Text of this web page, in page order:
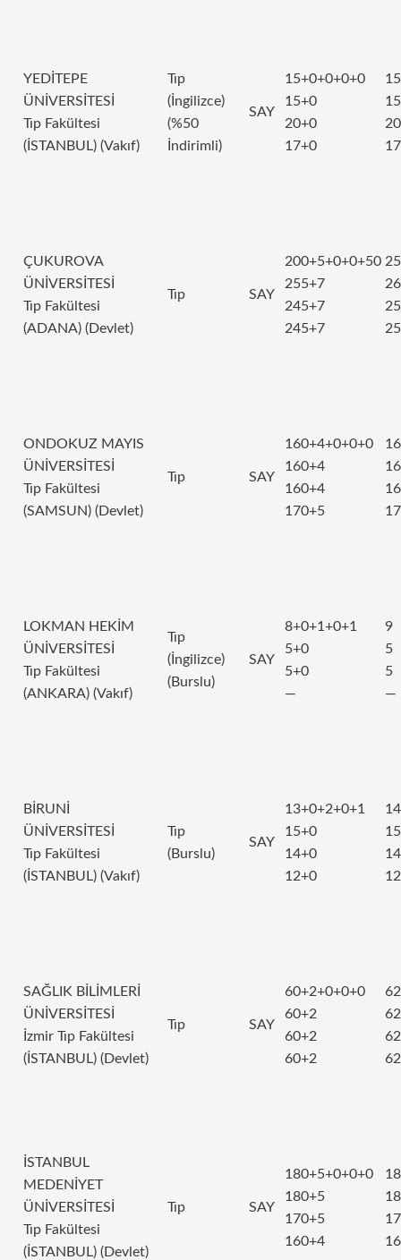
YEDİTEPE
ÜNİVERSİTESİ
Tıp Fakültesi
(İSTANBUL) (Vakıf)
Tıp
(İngilizce)
(%50
İndirimli)
SAY
15+0+0+0+0
15+0
20+0
17+0
15
15
20
17
ÇUKUROVA
ÜNİVERSİTESİ
Tıp Fakültesi
(ADANA) (Devlet)
Tıp SAY
200+5+0+0+50
255+7
245+7
245+7
ONDOKUZ MAYIS
ÜNİVERSİTESİ
Tıp Fakültesi
(SAMSUN) (Devlet)
Tıp SAY
160+4+0+0+0
160+4
160+4
170+5
LOKMAN HEKİM
ÜNİVERSİTESİ
Tıp Fakültesi
(ANKARA) (Vakıf)
Tıp
(İngilizce)
(Burslu)
SAY
8+0+1+0+1
5+0
5+0
—
9
5
5
—
BİRUNİ
ÜNİVERSİTESİ
Tıp Fakültesi
(İSTANBUL) (Vakıf)
Tıp
(Burslu)
SAY
13+0+2+0+1
15+0
14+0
12+0
14
15
14
12
SAĞLIK BİLİMLERİ
ÜNİVERSİTESİ
İzmir Tıp Fakültesi
(İSTANBUL) (Devlet)
Tıp SAY
60+2+0+0+0
60+2
60+2
60+2
62
62
62
62
İSTANBUL
MEDENİYET
ÜNİVERSİTESİ
Tıp Fakültesi
(İSTANBUL) (Devlet)
Tıp SAY
180+5+0+0+0
180+5
170+5
160+4